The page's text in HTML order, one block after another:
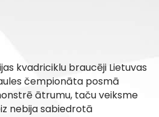
kvadriciklu braucēji Lietuvas
čempionāta posmā
ātrumu, taču veiksme
nebija sabiedrotā